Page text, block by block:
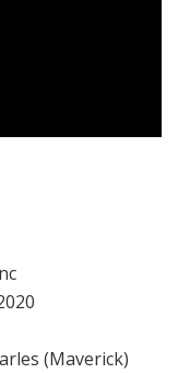
(Maverick)